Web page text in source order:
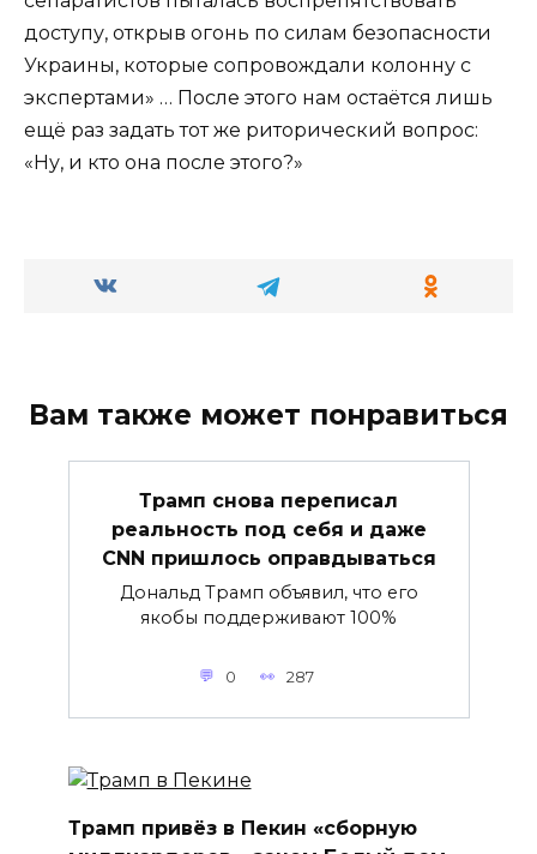
доступу, открыв огонь по силам безопасности
Украины, которые сопровождали колонну с
экспертами» … После этого нам остаётся лишь
ещё раз задать тот же риторический вопрос:
«Ну, и кто она после этого?»
Вам также может понравиться
Трамп снова переписал
реальность под себя и даже
CNN пришлось оправдываться
Дональд Трамп объявил, что его
якобы поддерживают 100%
0 287
Трамп привёз в Пекин «сборную